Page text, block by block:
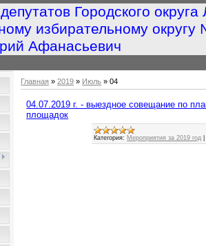
Городского
избирательному округу
Афанасьевич
Главная »2019 » Июль » 04
04.07.2019 г. - выездное совещание по
площадок
Категория: Мероприятия за 2019 год